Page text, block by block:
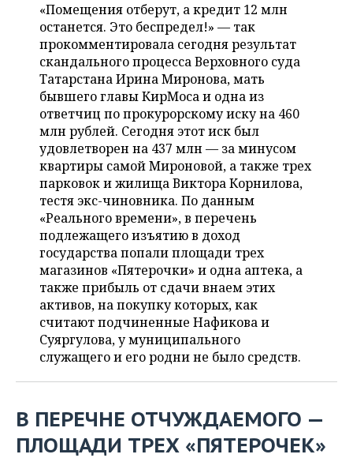
ВОЛЕЙБОЛ
КИБЕРСПОРТ
ФИГУРНОЕ КАТАНИЕ
ВОДНЫЕ ВИДЫ СПОРТА
ХОККЕЙ С МЯЧОМ
ИСТОРИЯ
КУЛЬТУРА
МЕДИЦИНА
ОБРАЗОВАНИЕ
ПРОИСШЕСТВИЯ
СПИСОК ПЕРСОН
СПИСОК КОМПАНИЙ
ПОЛНАЯ ВЕРСИЯ
«Помещения отберут, а кредит 12 млн
останется. Это беспредел!» — так
прокомментировала сегодня результат
скандального процесса Верховного суда
Татарстана Ирина Миронова, мать
бывшего главы КирМоса и одна из
ответчиц по прокурорскому иску на 460
млн рублей. Сегодня этот иск был
удовлетворен на 437 млн — за минусом
квартиры самой Мироновой, а также трех
парковок и жилища Виктора Корнилова,
тестя экс-чиновника. По данным
«Реального времени», в перечень
подлежащего изъятию в доход
государства попали площади трех
магазинов «Пятерочки» и одна аптека, а
также прибыль от сдачи внаем этих
активов, на покупку которых, как
считают подчиненные Нафикова и
Суяргулова, у муниципального
служащего и его родни не было средств.
В ПЕРЕЧНЕ ОТЧУЖДАЕМОГО —
ПЛОЩАДИ ТРЕХ «ПЯТЕРОЧЕК»